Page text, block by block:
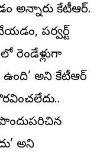
అన్నారు కేటీఆర్.
పర్వర్ట్
రెండేళ్లుగా
అని కేటీఆర్‌
అని